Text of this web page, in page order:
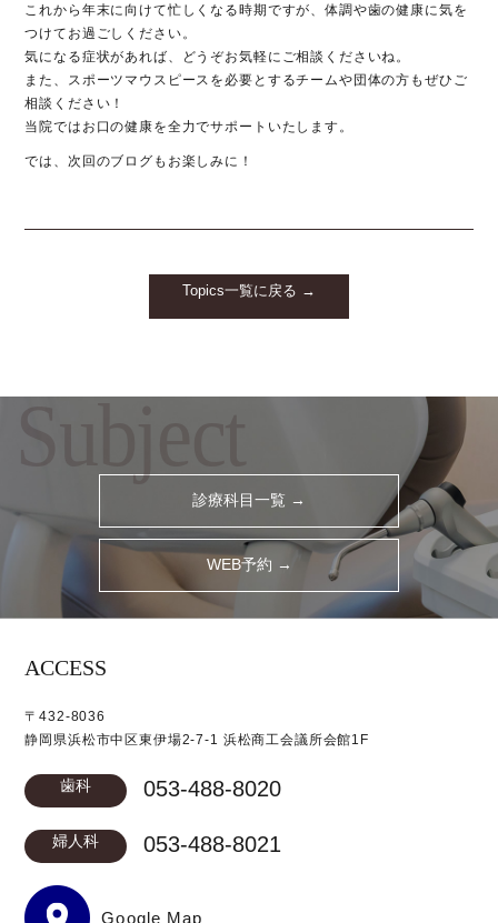
これから年末に向けて忙しくなる時期ですが、体調や歯の健康に気を
つけてお過ごしください。
気になる症状があれば、どうぞお気軽にご相談くださいね。
また、スポーツマウスピースを必要とするチームや団体の方もぜひご
相談ください！
当院ではお口の健康を全力でサポートいたします。
では、次回のブログもお楽しみに！
Topics一覧に戻る →
Subject
診療科目一覧 →
WEB予約 →
ACCESS
〒432-8036
静岡県浜松市中区東伊場2-7-1 浜松商工会議所会館1F
歯科 053-488-8020
婦人科 053-488-8021
Google Map